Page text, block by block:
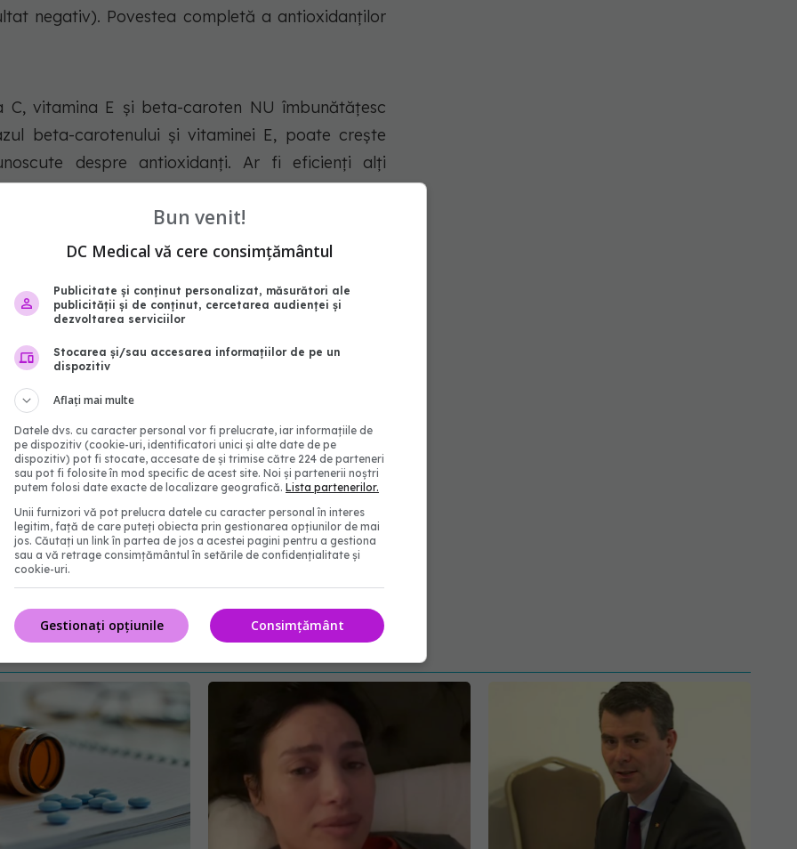
negativ). Povestea completă a antioxidanților
C, vitamina E și beta-caroten NU îmbunătățesc
beta-carotenului și vitaminei E, poate crește
despre antioxidanți. Ar fi eficienți alți
potriviți? Până când nu avem aceste
Există magie în mâncarea reală pe care nu
de pe eticheta suplimentelor antioxidante. Fii
vin de la cei care beneficiază financiar de pe
dramatic boala cardiacă și riscul de cancer. Pur
beneficiile remarcabile de promovare a
consumului de alimente hrănitoare, somnului
tutunul și excesul de alcool.
suplimente organism efect aliment
Bun venit!
DC Medical vă cere consimțământul
Publicitate și conținut personalizat, măsurători ale
publicității și de conținut, cercetarea audienței și
dezvoltarea serviciilor
Stocarea și/sau accesarea informațiilor de pe un
dispozitiv
Aflați mai multe
Datele dvs. cu caracter personal vor fi prelucrate, iar informațiile de
pe dispozitiv (cookie-uri, identificatori unici și alte date de pe
dispozitiv) pot fi stocate, accesate de și trimise către 224 de parteneri
sau pot fi folosite în mod specific de acest site. Noi și partenerii noștri
putem folosi date exacte de localizare geografică. Lista partenerilor.
Unii furnizori vă pot prelucra datele cu caracter personal în interes
legitim, față de care puteți obiecta prin gestionarea opțiunilor de mai
jos. Căutați un link în partea de jos a acestei pagini pentru a gestiona
sau a vă retrage consimțământul în setările de confidențialitate și
cookie-uri.
Consimțământ
Gestionați opțiunile